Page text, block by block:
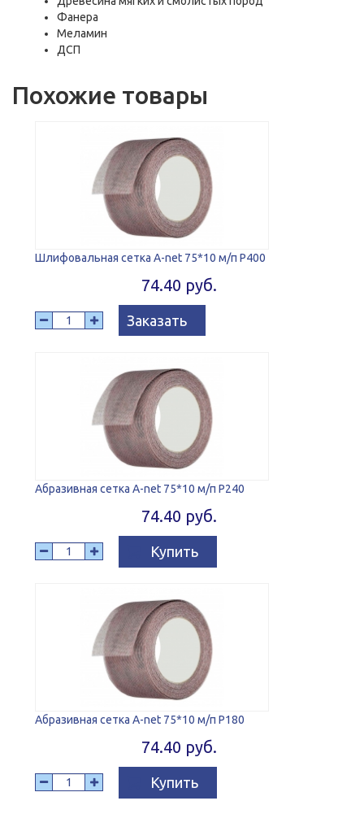
Фанера
Меламин
ДСП
Похожие товары
Шлифовальная сетка A-net 75*10 м/п P400
74.40 руб.
Заказать
Абразивная сетка A-net 75*10 м/п P240
74.40 руб.
Купить
Абразивная сетка A-net 75*10 м/п P180
74.40 руб.
Купить